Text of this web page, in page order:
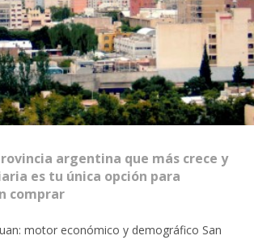
argentina que más crece y
es tu única opción para
comprar
motor económico y demográfico San